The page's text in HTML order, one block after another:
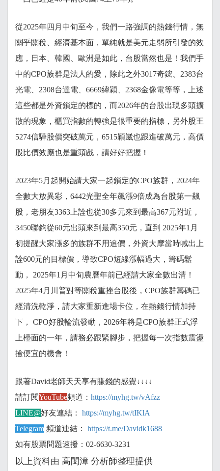
從2025年四月中旬至今，我們一路強調的熱錢行情，無
關乎關稅、經濟基本面，單純就是美元走弱所引發的效
應，日本、韓國、歐洲是如此，台股當然也是！我們手
中的CPO族群是法人的愛，除此之外3017奇鋐、2383台
光電、2308台達電、6669緯穎、2368金像電等等，上述
這些都是外資鎖定的標的，而2026年的台股出現多頭擴
散的現象，櫃買指數的轉強是很重要的指標，另外股王
5274信驊股價突破萬元，6515穎崴也跟進破萬元，高價
股比價效應也是重頭戲，請好好把握！
2023年5月起開始請大家一起鎖定的CPO族群，2024年
全數大放異彩，6442光聖全年飆漲9倍成為台股第一飆
股，老朋友3363上詮也從30多元來到最高367元附近，
3450聯鈞從60元出頭來到最高350元，直到 2025年1月
初提醒大家漲多的族群不用追價，外資大摩當時喊出上
詮600元的目標價，導致CPO短線漲幅過大，籌碼鬆
動， 2025年1月中旬農曆年前已經請大家全數出清！
2025年4月川普對等關稅重挫台股後，CPO族群籌碼已
經清洗乾淨，請大家重新進場卡位，在熱錢行情加持
下， CPO好股輪流發動，2026年將是CPO族群正式浮
上檯面的一年，請務必跟緊腳步，把握每一次指數震盪
撿便宜的機會！
跟著David老師天天享有賺錢的感覺↓↓↓↓
請訂閱YouTube頻道： https://myhg.tw/vAfzz
LINE@好友連結： https://myhg.tw/tIKlA
Telegram 頻道連結：
https://t.me/Davidk1688
如有股票問題速撥：02-6630-3231
以上資料由 高閔漳 分析師整理提供